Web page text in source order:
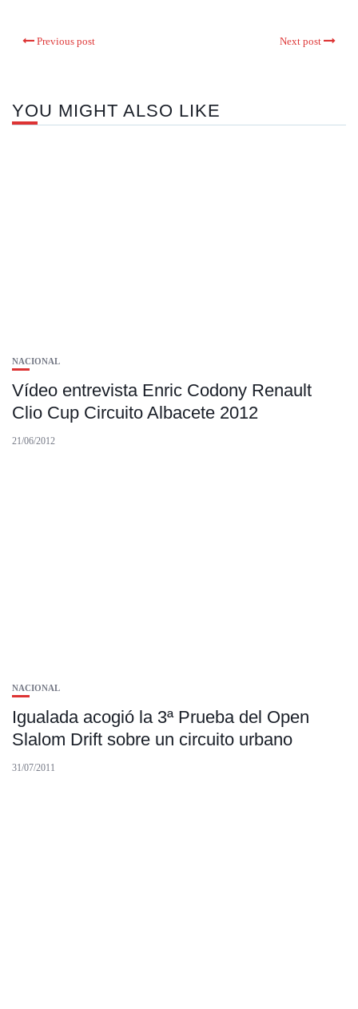
Previous post Next post
YOU MIGHT ALSO LIKE
NACIONAL
Vídeo entrevista Enric Codony Renault
Clio Cup Circuito Albacete 2012
21/06/2012
NACIONAL
Igualada acogió la 3ª Prueba del Open
Slalom Drift sobre un circuito urbano
31/07/2011